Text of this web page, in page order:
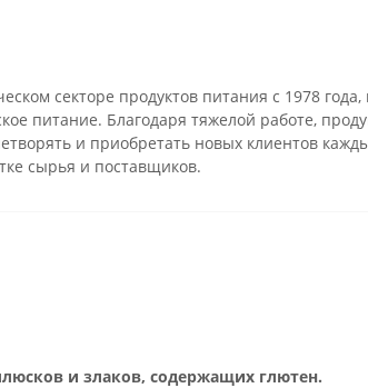
секторе продуктов питания с 1978
питание. Благодаря тяжелой работе,
и приобретать новых клиентов
сырья и поставщиков.
и злаков, содержащих глютен.